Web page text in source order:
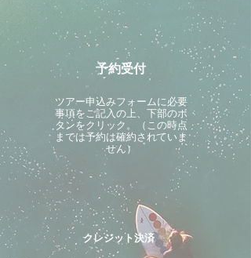
予約受付
ツアー申込みフォームに必要
事項をご記入の上、下部のボ
タンをクリック。（この時点
までは予約は確約されていま
せん）
クレジット決済